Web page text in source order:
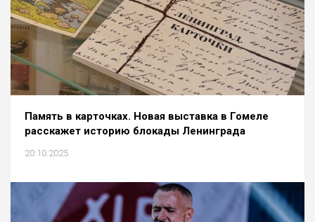
Память в карточках. Новая выставка в Гомеле
расскажет историю блокады Ленинграда
20.10.2025